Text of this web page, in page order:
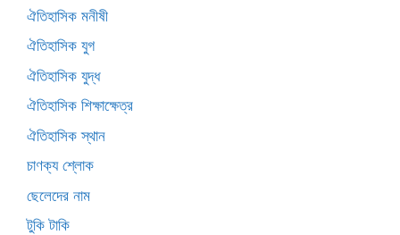
ঐতিহাসিক মনীষী
ঐতিহাসিক যুগ
ঐতিহাসিক যুদ্ধ
ঐতিহাসিক শিক্ষাক্ষেত্র
ঐতিহাসিক স্থান
চাণক্য শ্লোক
ছেলেদের নাম
টুকি টাকি